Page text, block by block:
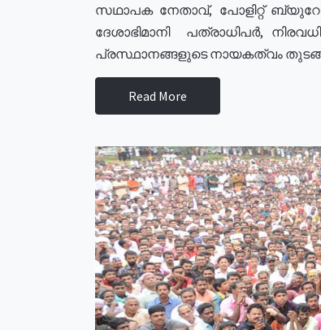
സഥാപക നേതാവ്, പോളിറ്റ്
ദേശാഭിമാനി പത്രാധിപർ,
പ്രസ്ഥാനങ്ങളുടെ നായകത്വം
Read More